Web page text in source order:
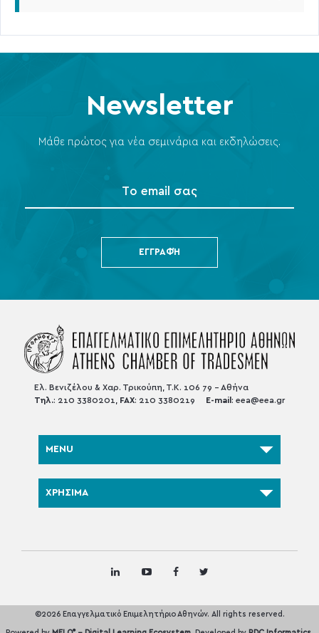
Newsletter
Μάθε πρώτος για νέα σεμινάρια και εκδηλώσεις.
ΕΓΓΡΑΦΉ
Ελ. Βενιζέλου & Χαρ. Τρικούπη, Τ.Κ. 106 79 - Αθήνα
Τηλ.: 210 3380201, FAX: 210 3380219 E-mail : eea@eea.gr
MENU
ΧΡΗΣΙΜΑ
©2026 Επαγγελματικό Επιμελητήριο Αθηνών. All rights reserved.
®